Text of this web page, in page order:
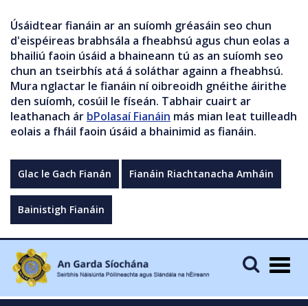
Úsáidtear fianáin ar an suíomh gréasáin seo chun
d'eispéireas brabhsála a fheabhsú agus chun eolas a
bhailiú faoin úsáid a bhaineann tú as an suíomh seo
chun an tseirbhís atá á soláthar againn a fheabhsú.
Mura nglactar le fianáin ní oibreoidh gnéithe áirithe
den suíomh, cosúil le físeán. Tabhair cuairt ar
leathanach ár bPolasaí Fianáin más mian leat tuilleadh
eolais a fháil faoin úsáid a bhainimid as fianáin.
Glac le Gach Fianán Fianáin Riachtanacha Amháin
Bainistigh Fianáin